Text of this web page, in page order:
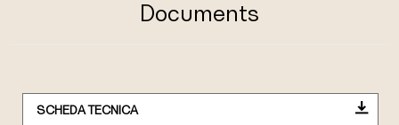
Documents
SCHEDA TECNICA